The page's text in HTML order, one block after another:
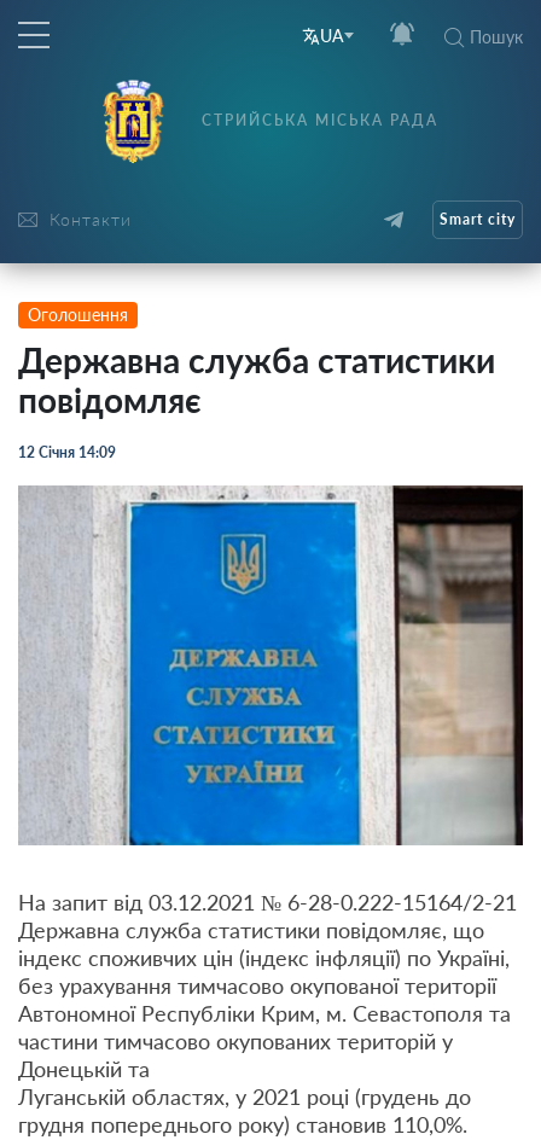
UA Пошук
Контакти
СТРИЙСЬКА МІСЬКА РАДА
Smart city
Оголошення
Державна служба статистики
повідомляє
12 Січня 14:09
На запит від 03.12.2021 № 6-28-0.222-15164/2-21
Державна служба статистики повідомляє, що
індекс споживчих цін (індекс інфляції) по Україні,
без урахування тимчасово окупованої території
Автономної Республіки Крим, м. Севастополя та
частини тимчасово окупованих територій у
Донецькій та
Луганській областях, у 2021 році (грудень до
грудня попереднього року) становив 110,0%.